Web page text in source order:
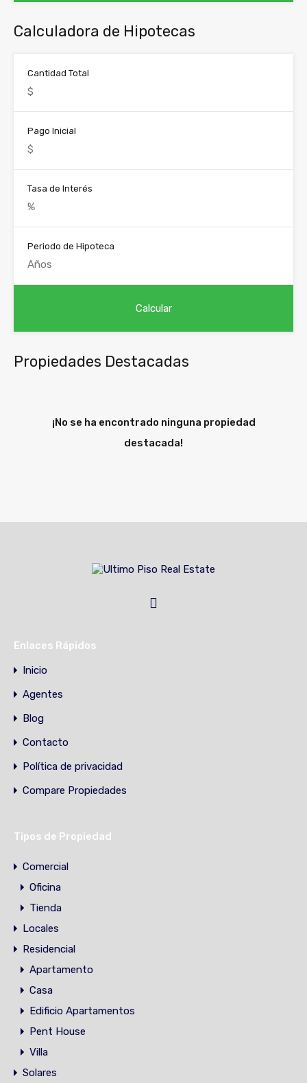
Calculadora de Hipotecas
Cantidad Total
Pago Inicial
Tasa de Interés
Periodo de Hipoteca
Propiedades Destacadas
¡No se ha encontrado ninguna propiedad
destacada!
Enlaces Rápidos
Inicio
Agentes
Blog
Contacto
Política de privacidad
Compare Propiedades
Tipos de Propiedad
Comercial
Oficina
Tienda
Locales
Residencial
Apartamento
Casa
Edificio Apartamentos
Pent House
Villa
Solares